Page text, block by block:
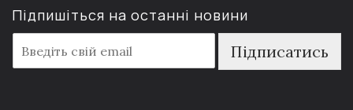
Підпишіться на останні новини
m
a
Підписатись